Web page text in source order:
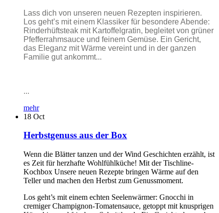
Lass dich von unseren neuen Rezepten inspirieren.
Los geht’s mit einem Klassiker für besondere Abende:
Rinderhüftsteak mit Kartoffelgratin, begleitet von grüner
Pfefferrahmsauce und feinem Gemüse. Ein Gericht,
das Eleganz mit Wärme vereint und in der ganzen
Familie gut ankommt...
...
mehr
18 Oct
Herbstgenuss aus der Box
Wenn die Blätter tanzen und der Wind Geschichten erzählt, ist
es Zeit für herzhafte Wohlfühlküche! Mit der Tischline-
Kochbox Unsere neuen Rezepte bringen Wärme auf den
Teller und machen den Herbst zum Genussmoment.
Los geht’s mit einem echten Seelenwärmer: Gnocchi in
cremiger Champignon-Tomatensauce, getoppt mit knusprigen